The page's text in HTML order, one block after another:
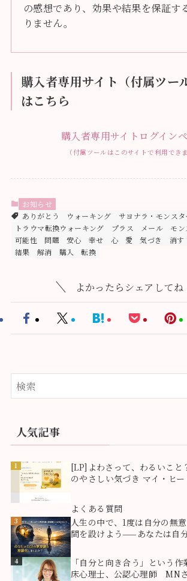
の感想であり、効果や結果を保証す
りません。
購入者専用サイト（付属ツー
はこちら
購入者専用サイトログイン
（付属ツールはこのサイトで利用できま
お知らせ
ありがとう
ウォーキング サヨナラ・モンスタ
トラウマ転換ウォーキング
プラス メール モン
可能性
問題 安心 幸せ 心 愛 気づき 消す
結果
解消 購入 転換
よかったらシェアしてね
人気記事
1
[LP]よわさって、わるいこと
のやさしい気づき マイ・ヒ
よくある質問
3
人生の中で、1度は自分の無
間を設けよう——あなたは自
化しましたか？
4
「自分と向き合う」という作
床心理士、公認心理師 MNさ